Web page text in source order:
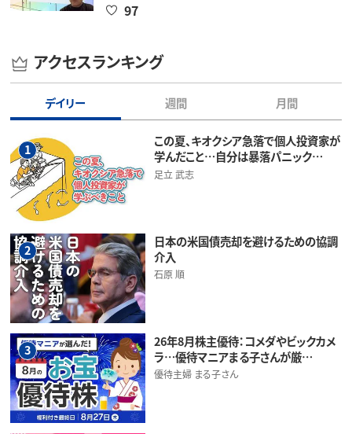
97
アクセスランキング
デイリー 週間 月間
1
この夏、キオクシア急落で個人投資家が
学んだこと…自分は暴落パニック…
足立 武志
2
日本の米国債売却を避けるための協調
介入
石原 順
3
26年8月株主優待：コメダやビックカメ
ラ…優待マニアまる子さんが厳…
優待主婦 まる子さん